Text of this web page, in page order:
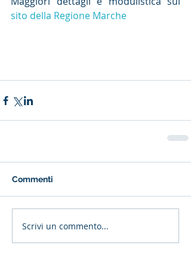
sito della Regione Marche
Commenti
Scrivi un commento...